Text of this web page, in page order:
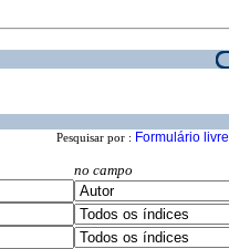
Pesquisar por : Formulário livre
no campo